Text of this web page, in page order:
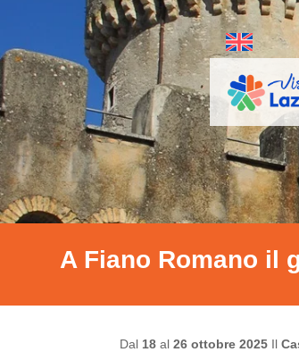
A Fiano Romano il
Dal 18al26 ottobre 2025 Il